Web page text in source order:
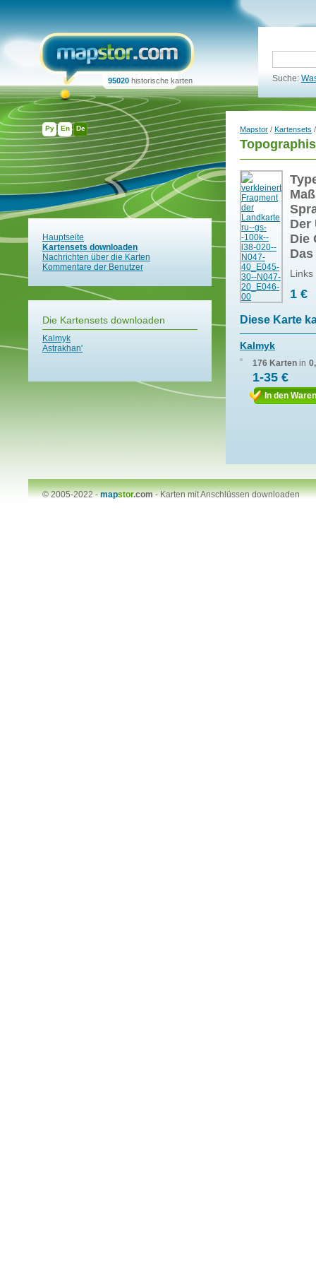
Ру En De
95020 historische karten Suche:
Hauptseite
Kartensets downloaden
Nachrichten über die Karten
Kommentare der Benutzer
Die Kartensets downloaden
Kalmyk
Astrakhan'
Mapstor / Kartensets
Der
Die
1 €
Diese Karte
Kalmyk
176 Karten in
1-35 €
In den
© 2005-2022 -mapstor.com-Karten mit Anschlüssen downloaden